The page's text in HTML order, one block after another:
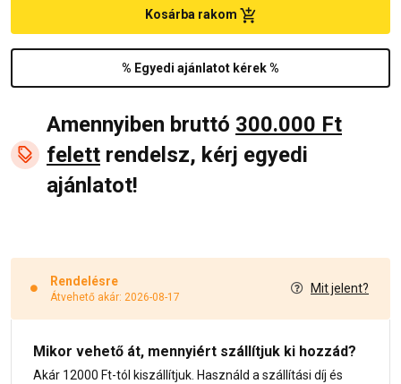
% Egyedi ajánlatot kérek %
Kosárba rakom
Amennyiben bruttó 300.000 Ft
felett rendelsz, kérj egyedi
ajánlatot!
Rendelésre
Átvehető akár: 2026-08-17
Mit jelent?
Mikor vehető át, mennyiért szállítjuk ki hozzád?
Akár 12000 Ft-tól kiszállítjuk. Használd a szállítási díj és